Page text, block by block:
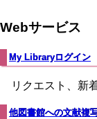
Webサービス
My Libraryログイン
リクエスト、新
他図書館への文献複